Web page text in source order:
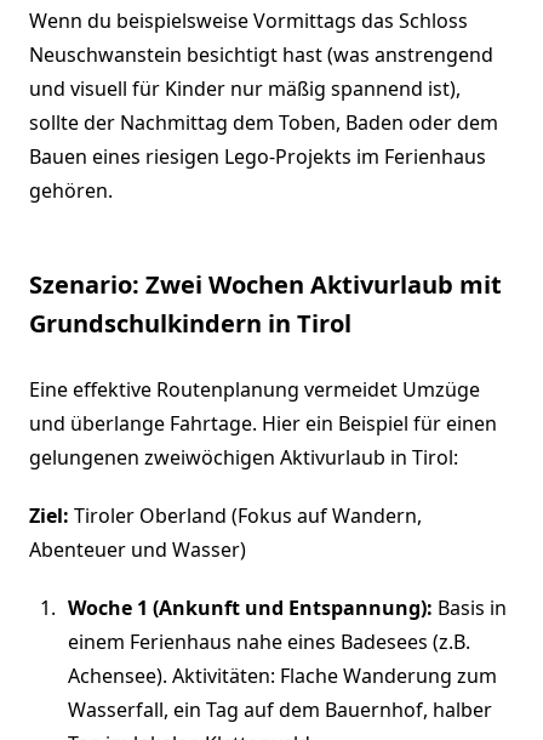
Wenn du beispielsweise Vormittags das Schloss
Neuschwanstein besichtigt hast (was anstrengend
und visuell für Kinder nur mäßig spannend ist),
sollte der Nachmittag dem Toben, Baden oder dem
Bauen eines riesigen Lego-Projekts im Ferienhaus
gehören.
Szenario: Zwei Wochen Aktivurlaub mit
Grundschulkindern in Tirol
Eine effektive Routenplanung vermeidet Umzüge
und überlange Fahrtage. Hier ein Beispiel für einen
gelungenen zweiwöchigen Aktivurlaub in Tirol:
Ziel: Tiroler Oberland (Fokus auf Wandern,
Abenteuer und Wasser)
Woche 1 (Ankunft und Entspannung): Basis in
einem Ferienhaus nahe eines Badesees (z.B.
Achensee). Aktivitäten: Flache Wanderung zum
Wasserfall, ein Tag auf dem Bauernhof, halber